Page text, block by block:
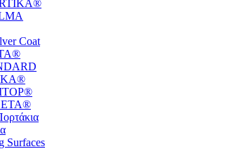
Coat
Surfaces